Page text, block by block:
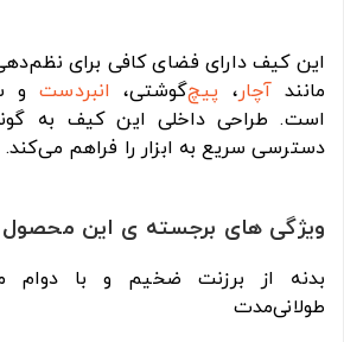
این کیف دارای فضای کافی برای نظم‌دهی
مانند آچار، پیچ‌گوشتی، انبردستو
است. طراحی داخلی این کیف به
دسترسی سریع به ابزار را فراهم می‌کند.
ویژگی های برجسته ی این
بدنه از برزنت ضخیم و با دوام
طولانی‌مدت